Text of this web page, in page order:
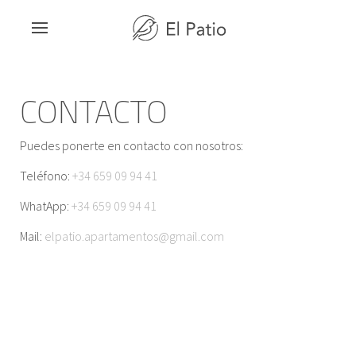
CONTACTO
Puedes ponerte en contacto con nosotros:
Teléfono: +34 659 09 94 41
WhatApp: +34 659 09 94 41
Mail: elpatio.apartamentos@gmail.com